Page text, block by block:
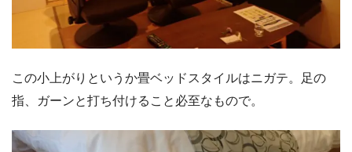
この小上がりというか畳ベッドスタイルはニガテ。足の
指、ガーンと打ち付けること必至なもので。